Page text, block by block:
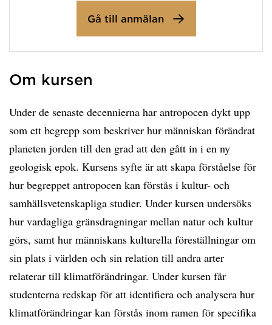
Gå till anmälan
Om kursen
Under de senaste decennierna har antropocen dykt upp
som ett begrepp som beskriver hur människan förändrat
planeten jorden till den grad att den gått in i en ny
geologisk epok. Kursens syfte är att skapa förståelse för
hur begreppet antropocen kan förstås i kultur- och
samhällsvetenskapliga studier. Under kursen undersöks
hur vardagliga gränsdragningar mellan natur och kultur
görs, samt hur människans kulturella föreställningar om
sin plats i världen och sin relation till andra arter
relaterar till klimatförändringar. Under kursen får
studenterna redskap för att identifiera och analysera hur
klimatförändringar kan förstås inom ramen för specifika